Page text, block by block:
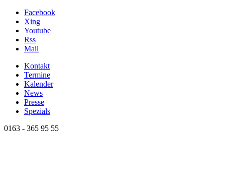
Facebook
Xing
Youtube
Rss
Mail
Kontakt
Termine
Kalender
News
Presse
Spezials
0163 - 365 95 55